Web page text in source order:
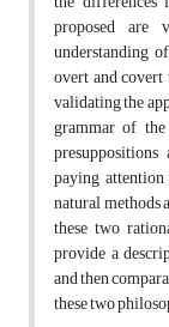
proposed
understanding
overt and covert
validating the
grammar of
paying
natural methods
these two
provide a
and then
these two